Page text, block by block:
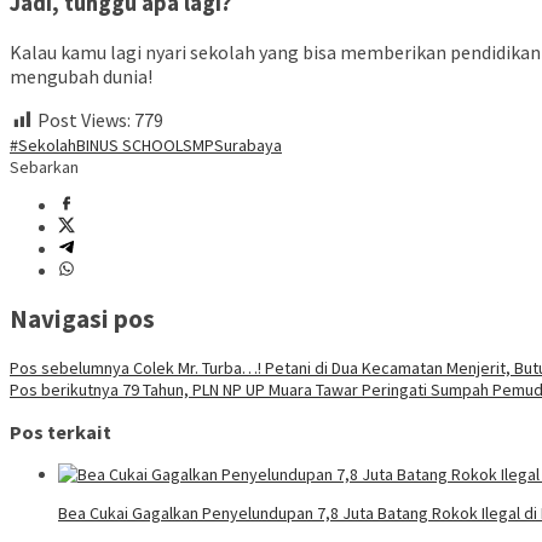
Kalau kamu lagi nyari sekolah yang bisa memberikan
mengubah dunia!
Post Views: 779
#SekolahBINUS SCHOOLSMPSurabaya
Sebarkan
Navigasi pos
Pos sebelumnya Colek Mr. Turba…! Petani di Dua Kecamatan Menjerit,
Pos berikutnya 79 Tahun, PLN NP UP Muara Tawar Peringati Sumpah
Pos terkait
Bea Cukai Gagalkan Penyelundupan 7,8 Juta Batang Rokok Ilegal